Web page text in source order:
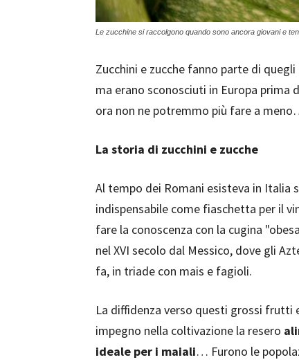
Le zucchine si raccolgono quando sono ancora giovani e
Zucchini e zucche fanno parte di
ma erano sconosciuti in Europa
ora non ne potremmo più fare a
La storia di zucchini e zucche
Al tempo dei Romani esisteva in Italia
indispensabile come fiaschetta per il
fare la conoscenza con la cugina
nel XVI secolo dal Messico, dove gli
fa, in triade con mais e fagioli.
La diffidenza verso questi grossi frutti
impegno nella coltivazione la resero
ideale per i maiali… Furono le